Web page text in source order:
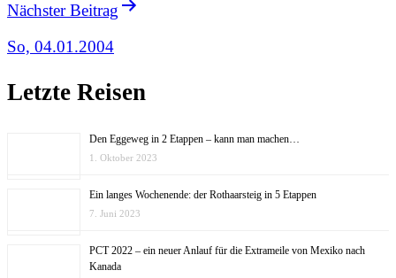
Nächster Beitrag
So, 04.01.2004
Letzte Reisen
Den Eggeweg in 2 Etappen – kann man machen…
1. Oktober 2023
Ein langes Wochenende: der Rothaarsteig in 5 Etappen
7. Juni 2023
PCT 2022 – ein neuer Anlauf für die Extrameile von Mexiko nach
Kanada